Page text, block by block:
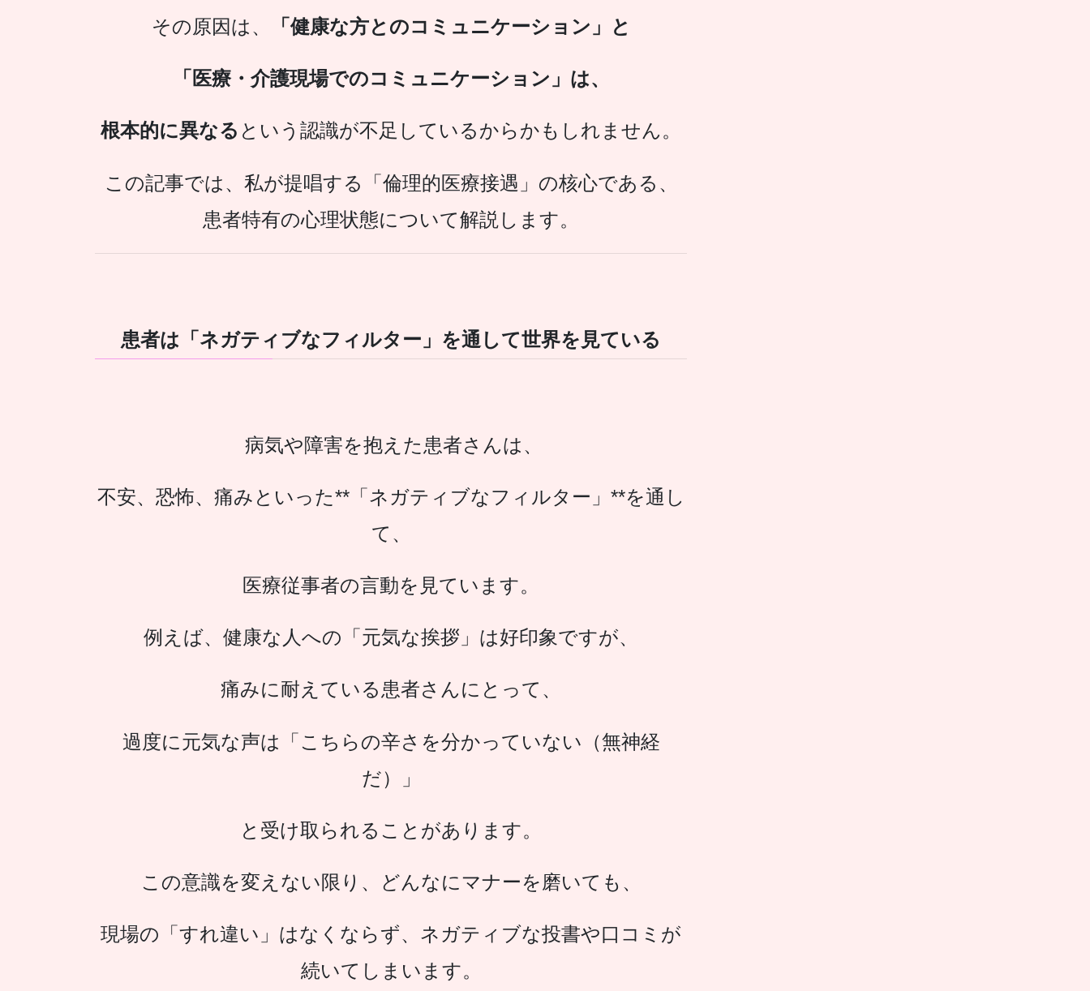
その原因は、 「健康な方とのコミュニケーション」と
「医療・介護現場でのコミュニケーション」は、
根本的に異なる という認識が不足しているからかもしれません。
この記事では、私が提唱する「倫理的医療接遇」の核心である、
患者特有の心理状態について解説します。
患者は「ネガティブなフィルター」を通して世界を見ている
病気や障害を抱えた患者さんは、
不安、恐怖、痛みといった**「ネガティブなフィルター」**を通し
て、
医療従事者の言動を見ています。
例えば、健康な人への「元気な挨拶」は好印象ですが、
痛みに耐えている患者さんにとって、
過度に元気な声は「こちらの辛さを分かっていない（無神経
だ）」
と受け取られることがあります。
この意識を変えない限り、どんなにマナーを磨いても、
現場の「すれ違い」はなくならず、ネガティブな投書や口コミが
続いてしまいます。